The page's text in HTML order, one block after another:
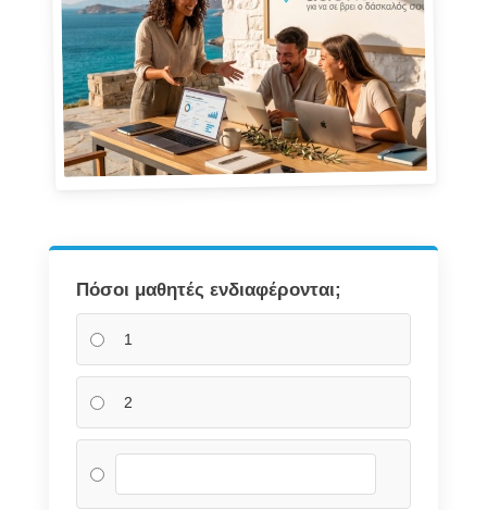
Πόσοι μαθητές ενδιαφέρονται;
1
2